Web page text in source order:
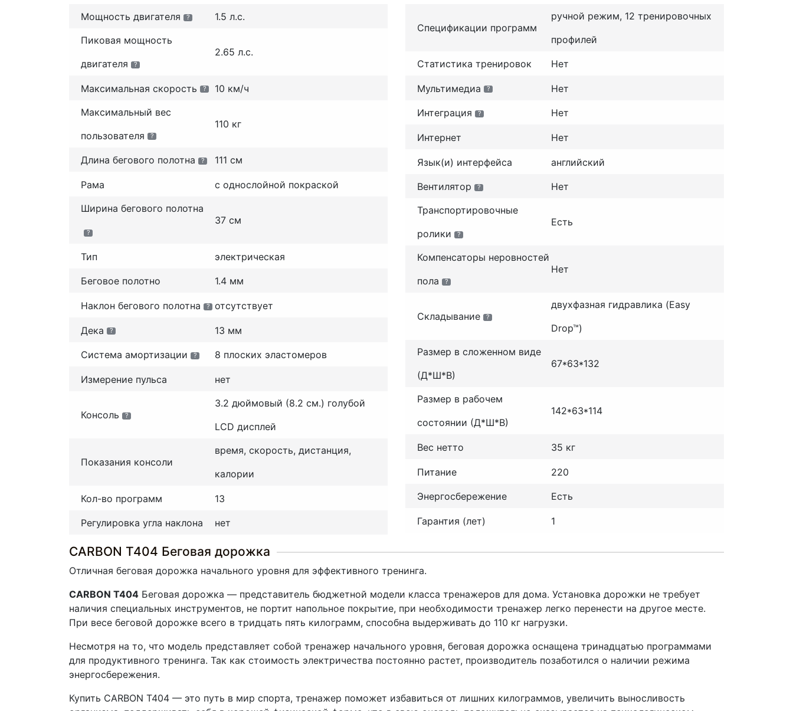
Мощность двигателя ?
1.5 л.с.
Пиковая мощность
двигателя
?
2.65 л.с.
Максимальная скорость ?
10 км/ч
Максимальный вес
пользователя
?
110 кг
Длина бегового полотна ? 111 см
Рама
с однослойной покраской
Ширина бегового полотна
?
37 см
Тип электрическая
Беговое полотно 1.4 мм
Наклон бегового полотна ? отсутствует
Дека ? 13 мм
Система амортизации ? 8 плоских эластомеров
Измерение пульса нет
Консоль ?
3.2 дюймовый (8.2 см.) голубой
LCD дисплей
Показания консоли
время, скорость, дистанция,
калории
Кол-во программ 13
Регулировка угла наклона нет
Спецификации программ
ручной режим, 12 тренировочных
профилей
Статистика тренировок Нет
Мультимедиа ? Нет
Интеграция ? Нет
Интернет Нет
Язык(и) интерфейса английский
Вентилятор ?
Нет
Транспортировочные
ролики
?
Есть
Компенсаторы неровностей
пола
?
Нет
Складывание ?
двухфазная гидравлика (Easy
Drop™)
Размер в сложенном виде
(Д*Ш*В)
67*63*132
Размер в рабочем
состоянии (Д*Ш*В)
142*63*114
Вес нетто 35 кг
Питание 220
Энергосбережение Есть
Гарантия (лет) 1
CARBON T404 Беговая дорожка
Отличная беговая дорожка начального уровня для эффективного тренинга.
CARBON T404 Беговая дорожка — представитель бюджетной модели класса тренажеров для дома. Установка дорожки не требует
наличия специальных инструментов, не портит напольное покрытие, при необходимости тренажер легко перенести на другое месте.
При весе беговой дорожке всего в тридцать пять килограмм, способна выдерживать до 110 кг нагрузки.
Несмотря на то, что модель представляет собой тренажер начального уровня, беговая дорожка оснащена тринадцатью программами
для продуктивного тренинга. Так как стоимость электричества постоянно растет, производитель позаботился о наличии режима
энергосбережения.
Купить CARBON T404 — это путь в мир спорта, тренажер поможет избавиться от лишних килограммов, увеличить выносливость